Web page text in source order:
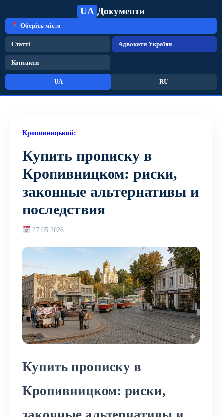
UA Документи
Оберіть місто
Статті Адвокати України
Контакти
UA RU
Кропивницький:
Купить прописку в
Кропивницком: риски,
законные альтернативы и
последствия
27.05.2026
Купить прописку в
Кропивницком: риски,